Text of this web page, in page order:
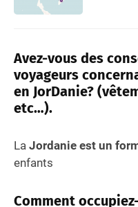
Avez-vous des
voyageurs
en JorDanie?
etc…).
La Jordanie est un
enfants
Comment